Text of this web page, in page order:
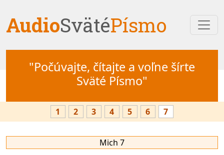
AudioSvätéPísmo
"Počúvajte, čítajte a voľne šírte
Sväté Písmo"
1 2 3 4 5 6 7
Mich 7